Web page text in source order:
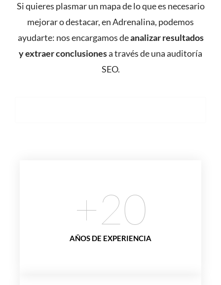
Si quieres plasmar un mapa de lo que es necesario
mejorar o destacar, en Adrenalina, podemos
ayudarte: nos encargamos deanalizar resultados
y extraer conclusionesa través de una auditoría
SEO.
AÑOS DE EXPERIENCIA
+20